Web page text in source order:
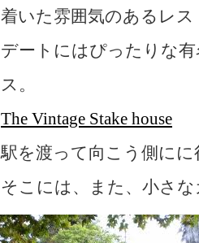
着いた雰囲気のあるレ
デートにはぴったりな
ス。
The Vintage Stake house
駅を渡って向こう側に
そこには、また、小さ